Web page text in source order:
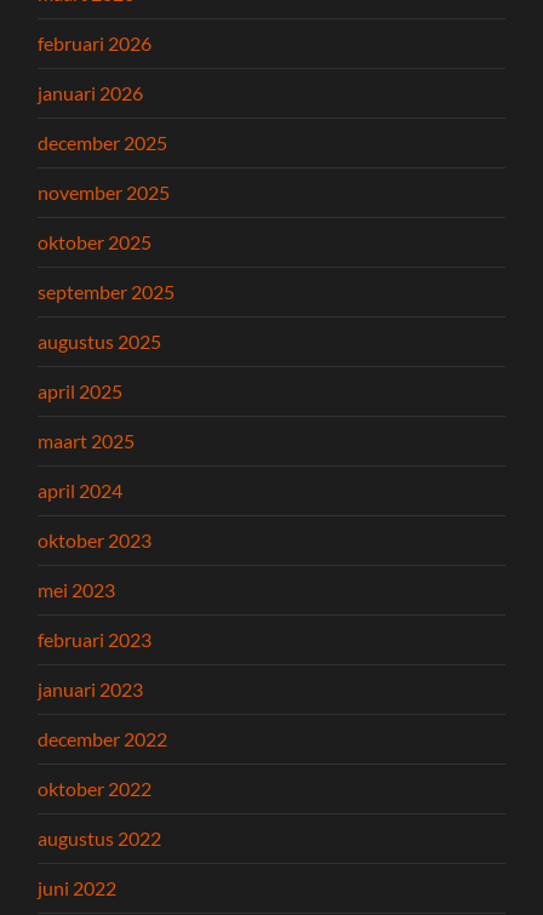
februari 2026
januari 2026
december 2025
november 2025
oktober 2025
september 2025
augustus 2025
april 2025
maart 2025
april 2024
oktober 2023
mei 2023
februari 2023
januari 2023
december 2022
oktober 2022
augustus 2022
juni 2022